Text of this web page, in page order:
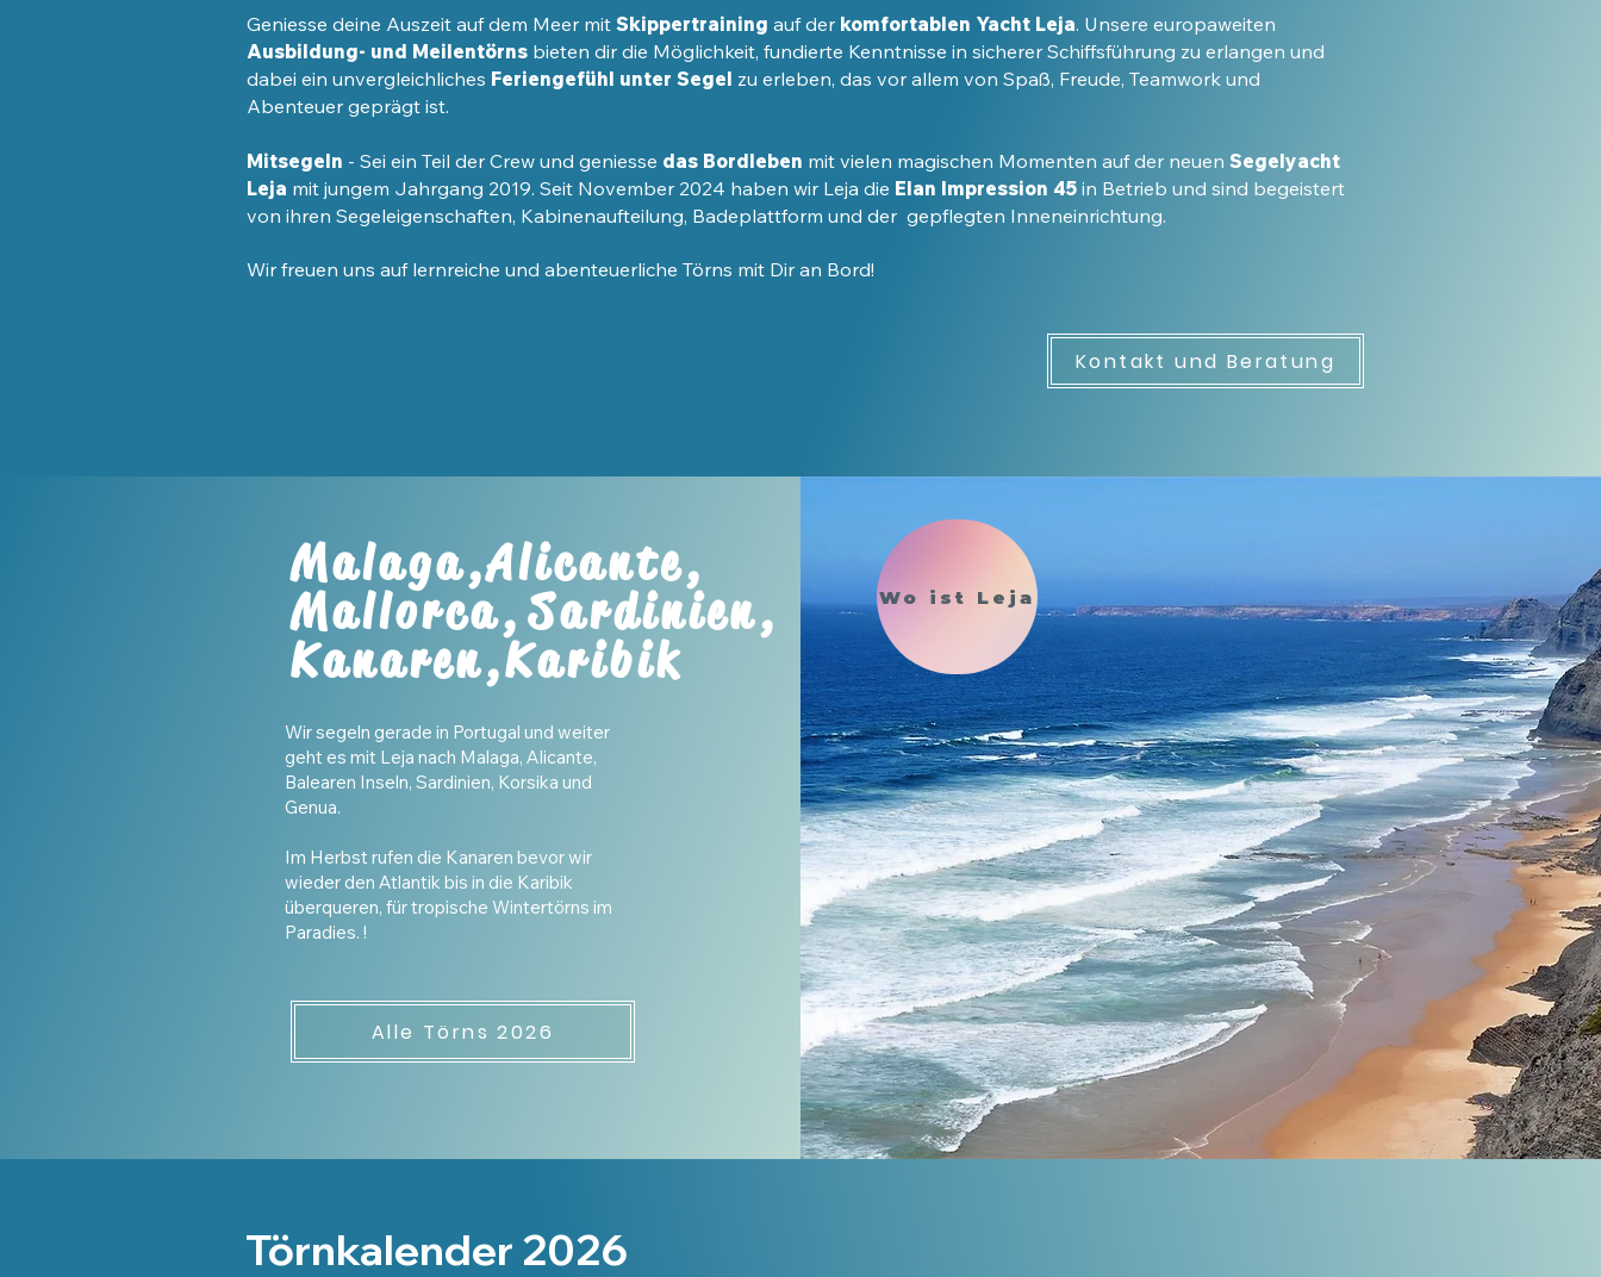
Geniesse deine Auszeit auf dem Meer mit Skippertraining auf der komfortablen Yacht Leja. Unsere europaweiten
Ausbildung- und Meilentörns bieten dir die Möglichkeit, fundierte Kenntnisse in sicherer Schiffsführung zu erlangen und
dabei ein unvergleichliches Feriengefühl unter Segel zu erleben, das vor allem von Spaß, Freude, Teamwork und
Abenteuer geprägt ist.
Mitsegeln - Sei ein Teil der Crew und geniesse das Bordleben mit vielen magischen Momenten auf der neuen Segelyacht
Leja mit jungem Jahrgang 2019. Seit November 2024 haben wir Leja die Elan Impression 45 in Betrieb und sind begeistert
von ihren Segeleigenschaften, Kabinenaufteilung, Badeplattform und der gepflegten Inneneinrichtung.
Wir freuen uns auf lernreiche und abenteuerliche Törns mit Dir an Bord!
Kontakt und Beratung
Malaga,Alicante,
Mallorca,Sardinien,
Kanaren,Karibik
Wir segeln gerade in Portugal und weiter
geht es mit Leja nach Malaga, Alicante,
Balearen Inseln, Sardinien, Korsika und
Genua.
Im Herbst rufen die Kanaren bevor wir
wieder den Atlantik bis in die Karibik
überqueren, für tropische Wintertörns im
Paradies. !
Alle Törns 2026
Wo ist Leja
Törnkalender 2026